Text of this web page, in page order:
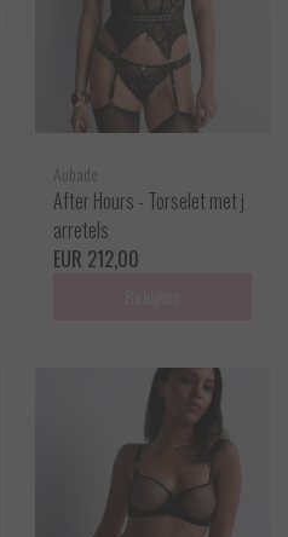
Aubade
After Hours - Torselet met j
arretels
EUR 212,00